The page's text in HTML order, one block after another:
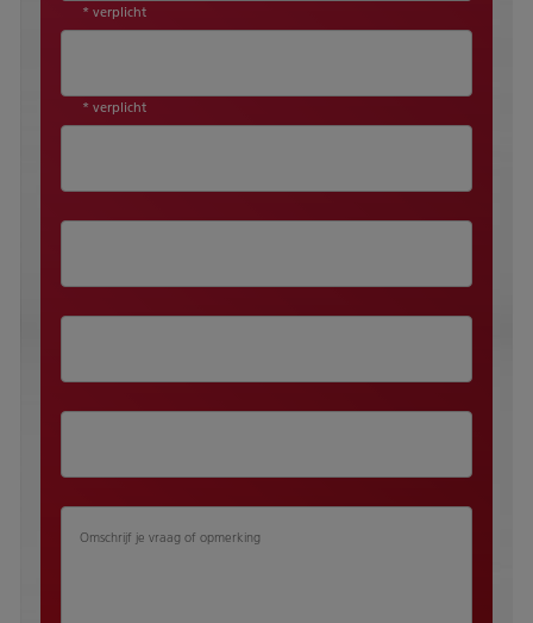
* verplicht
* verplicht
Omschrijf je vraag of opmerking